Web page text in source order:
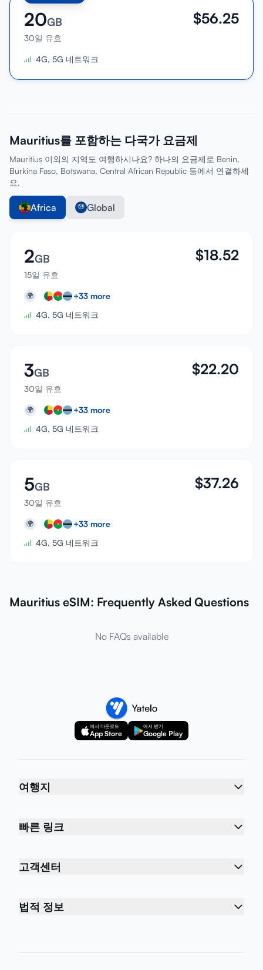
20GB
30일 유효
$56.25
4G, 5G 네트워크
Mauritius를 포함하는 다국가 요금제
Mauritius 이외의 지역도 여행하시나요? 하나의 요금제로 Benin,
Burkina Faso, Botswana, Central African Republic 등에서 연결하세
요.
Africa Global
2GB
15일 유효
$18.52
🌍 +33 more
4G, 5G 네트워크
3GB
30일 유효
$22.20
🌍 +33 more
4G, 5G 네트워크
5GB
30일 유효
$37.26
🌍 +33 more
4G, 5G 네트워크
Mauritius eSIM: Frequently Asked Questions
No FAQs available
에서 다운로드
App Store
에서 받기
Google Play
여행지
빠른 링크
고객센터
법적 정보